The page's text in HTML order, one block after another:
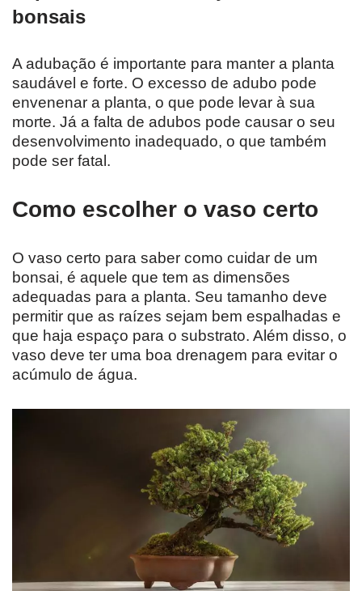
bonsais
A adubação é importante para manter a planta
saudável e forte. O excesso de adubo pode
envenenar a planta, o que pode levar à sua
morte. Já a falta de adubos pode causar o seu
desenvolvimento inadequado, o que também
pode ser fatal.
Como escolher o vaso certo
O vaso certo para saber como cuidar de um
bonsai, é aquele que tem as dimensões
adequadas para a planta. Seu tamanho deve
permitir que as raízes sejam bem espalhadas e
que haja espaço para o substrato. Além disso, o
vaso deve ter uma boa drenagem para evitar o
acúmulo de água.